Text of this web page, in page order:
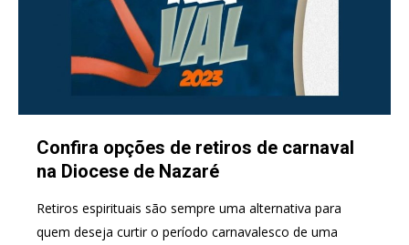
Confira opções de retiros de carnaval
na Diocese de Nazaré
Retiros espirituais são sempre uma alternativa para
quem deseja curtir o período carnavalesco de uma